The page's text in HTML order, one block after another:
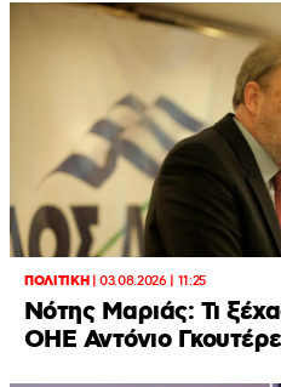
ΠΟΛΙΤΙΚΗ|03.08.2026 | 11:25
Νότης Μαριάς: Τι
ΟΗΕ Αντόνιο